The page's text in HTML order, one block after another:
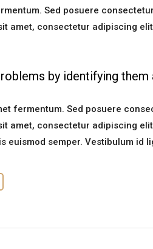
Sed posuere
amet, consectetur adipiscing
by identifying
fermentum. Sed posuere
amet, consectetur adipiscing
euismod semper. Vestibulum id